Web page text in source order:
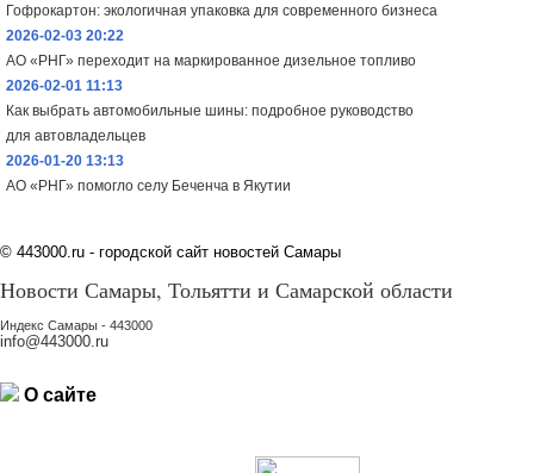
Гофрокартон: экологичная упаковка для современного бизнеса
2026-02-03 20:22
АО «РНГ» переходит на маркированное дизельное топливо
2026-02-01 11:13
Как выбрать автомобильные шины: подробное руководство
для автовладельцев
2026-01-20 13:13
АО «РНГ» помогло селу Беченча в Якутии
© 443000.ru - городской сайт новостей Самары
Новости Самары, Тольятти и Самарской области
Индекс Самары - 443000
info@443000.ru
О сайте